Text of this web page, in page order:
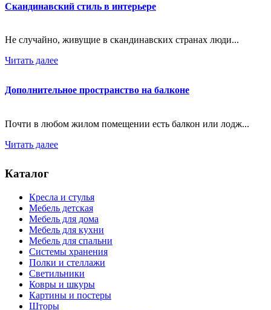
Скандинавский стиль в интерьере
Не случайно, живущие в скандинавских странах люди...
Читать далее
Дополнительное пространство на балконе
Почти в любом жилом помещении есть балкон или лодж...
Читать далее
Каталог
Кресла и стулья
Мебель детская
Мебель для дома
Мебель для кухни
Мебель для спальни
Системы хранения
Полки и стеллажи
Светильники
Ковры и шкуры
Картины и постеры
Шторы